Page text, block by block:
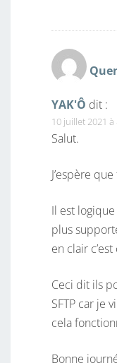
YAK'Ô dit :
10 juillet 2021 à
Salut.
J’espère
Il est
plus
en clair
Ceci dit ils
SFTP car je
cela
Bonne